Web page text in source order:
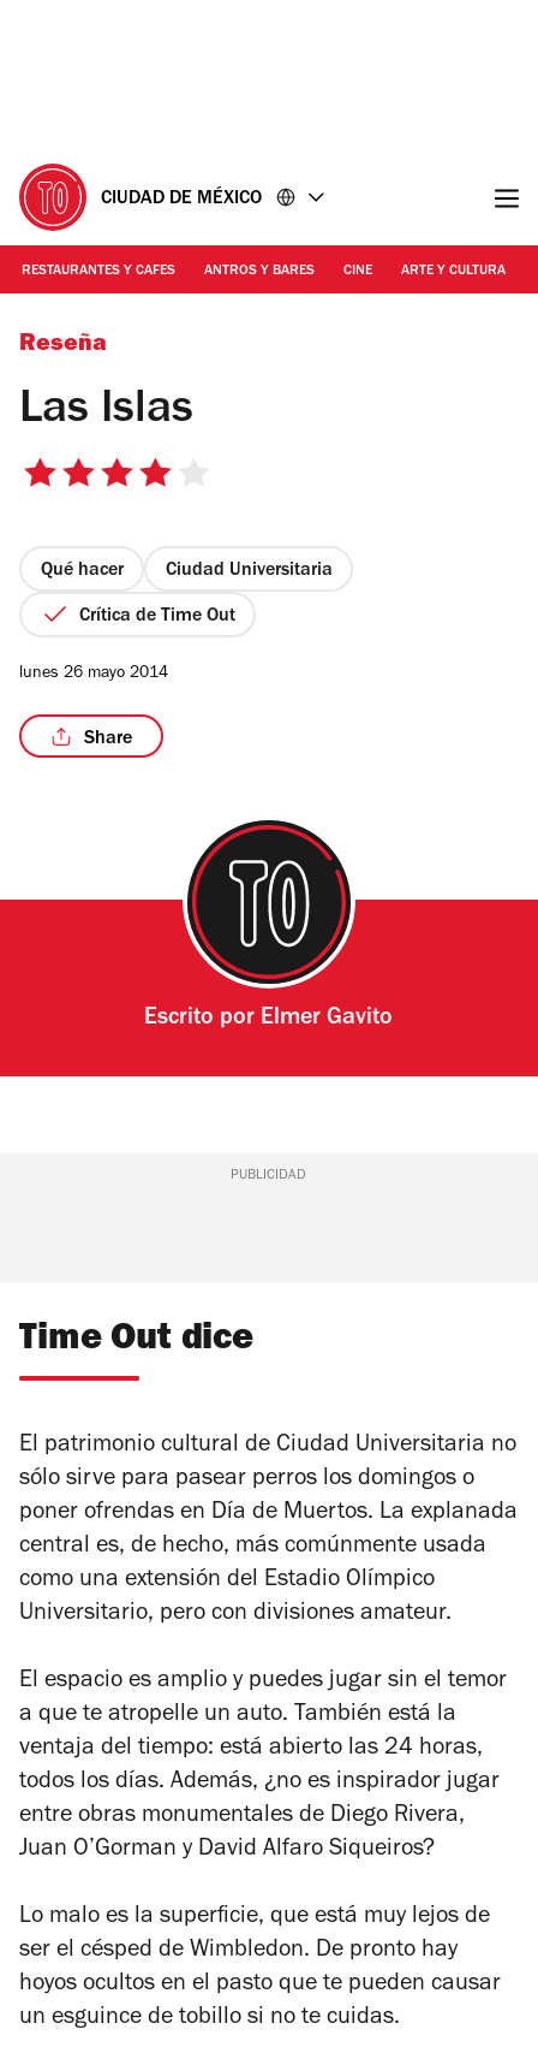
CIUDAD DE MÉXICO
RESTAURANTES Y CAFES ANTROS Y BARES CINE ARTE Y CULTURA
Foto: Marianela Trueba
Reseña
Las Islas
4
estrellas
Qué hacer Ciudad Universitaria
Crítica de Time Out
lunes 26 mayo 2014
Share
Escrito por Elmer Gavito
PUBLICIDAD
Time Out dice
El patrimonio cultural de Ciudad Universitaria no
sólo sirve para pasear perros los domingos o
poner ofrendas en Día de Muertos. La explanada
central es, de hecho, más comúnmente usada
como una extensión del Estadio Olímpico
Universitario, pero con divisiones amateur.
El espacio es amplio y puedes jugar sin el temor
a que te atropelle un auto. También está la
ventaja del tiempo: está abierto las 24 horas,
todos los días. Además, ¿no es inspirador jugar
entre obras monumentales de Diego Rivera,
Juan O’Gorman y David Alfaro Siqueiros?
Lo malo es la superficie, que está muy lejos de
ser el césped de Wimbledon. De pronto hay
hoyos ocultos en el pasto que te pueden causar
un esguince de tobillo si no te cuidas.